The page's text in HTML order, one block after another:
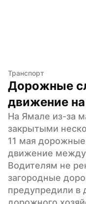
Транспорт
Дорожные
движение
На Ямале из-за
закрытыми
11 мая
движение между
Водителям не
загородные
предупредили в